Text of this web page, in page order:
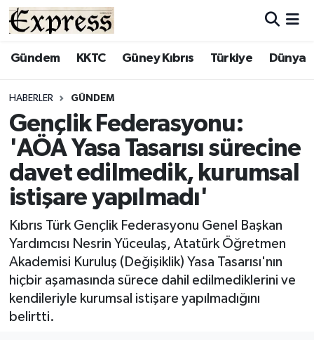
Gündem KKTC Güney Kıbrıs Türkiye Dünya
HABERLER GÜNDEM
Gençlik Federasyonu:
'AÖA Yasa Tasarısı sürecine
davet edilmedik, kurumsal
istişare yapılmadı'
Kıbrıs Türk Gençlik Federasyonu Genel Başkan
Yardımcısı Nesrin Yüceulaş, Atatürk Öğretmen
Akademisi Kuruluş (Değişiklik) Yasa Tasarısı'nın
hiçbir aşamasında sürece dahil edilmediklerini ve
kendileriyle kurumsal istişare yapılmadığını
belirtti.
ALAYKÖY
BİLİM
ÇATALKÖY
DÜNYA
EĞİTİM
EKONOMİ
ENGLISH
Hava Durumu
Süper Lig Puan Durumu ve Fikstür
Tüm Manşetler
Son Dakika Haberleri
Haber Arşivi